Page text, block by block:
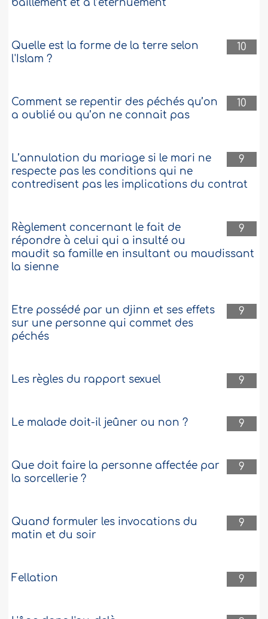
bâillement et à l’éternuement
10
Quelle est la forme de la terre selon
l'Islam ?
10
Comment se repentir des péchés qu’on
a oublié ou qu’on ne connait pas
9
L’annulation du mariage si le mari ne
respecte pas les conditions qui ne
contredisent pas les implications du contrat
9
Règlement concernant le fait de
répondre à celui qui a insulté ou
maudit sa famille en insultant ou maudissant
la sienne
9
Etre possédé par un djinn et ses effets
sur une personne qui commet des
péchés
9
Les règles du rapport sexuel
9
Le malade doit-il jeûner ou non ?
9
Que doit faire la personne affectée par
la sorcellerie ?
9
Quand formuler les invocations du
matin et du soir
9
Fellation